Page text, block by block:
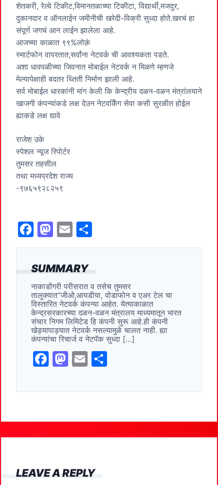
SUMMARY
नाकाडोंगरी परीसरात व तसेच तुमसर
तालुक्यात”जीओ,आयडीया, वोडाफोन व एअर टेल चा
विस्तारित नेटवर्क कंपन्या आहेत. येत्याकाळात
केन्द्रसरकारच्या दळन-वळन मंत्रालय माध्यमातून भारत
संचार निगम लिमिटेड हि कंपनी सुरू आहे.ही कंपनी
खेड्यापाड्यात नेटवर्क नसल्यामुळे चालत नाही. ह्या
कंपन्यांचा रिचार्ज व नेटपॅक सुध्दा […]
F
c
b
o
k
M
st
d
o
E
ai ar
शेतकरी, रेल्वे टिकीट,विमानतळाच्या टिकीटा, विद्यार्थी,मजदुर,
दुकानदार व ऑनलाईन जमीनीची खरेदी-विक्री सुध्दा होते.खरचं हा
संपूर्ण जगचं आन लाईन झालेला आहे.
आजच्या काळात ९९%लोक़ं
स्मार्टफोन वापरतात,सर्वांना नेटवर्क ची आवश्यकता पडते.
अशा धावपळीच्या जिवनात मोबाईल नेटवर्क न मिळणे म्हणजे
मेल्यापेक्षाही बदतर थ्तिती निर्माण झाली आहे.
सर्व मोबाईल धारकांनी मांग केली कि केन्द्रीय दळन-वळन मंत्रांलयाने
खाजगी कंपन्यांकडे लक्ष देउन नेटवर्किंग सेवा कसी सुरळीत होईल
ह्याकडे लक्ष द्यावे
राजेश उके
स्पेशल न्यूज रिपोर्टर
तुमसर तहसील
तथा मध्यप्रदेश राज्य
-९७६५९२८२५९
F
a
c
e
b
o
o
k
M
a
st
o
d
o
n
E
m
ai
l
h
LEAVE A REPLY